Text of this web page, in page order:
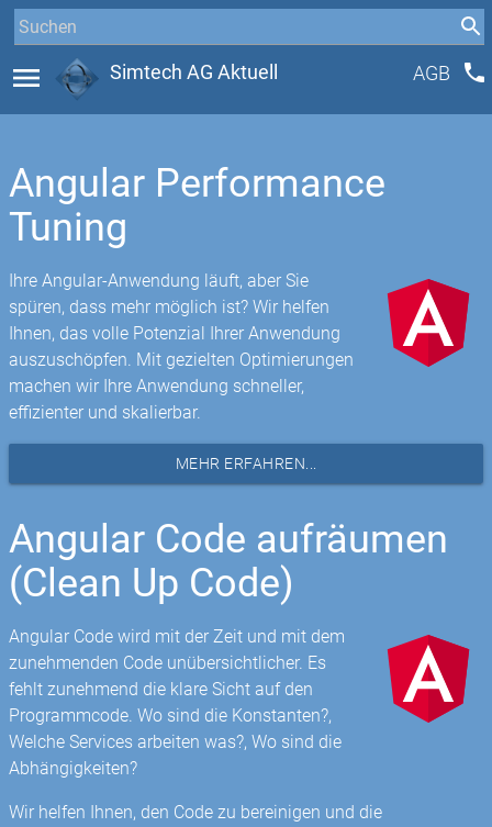
menu Simtech AG Aktuell AGB phone
Angular Performance
Tuning
Ihre Angular-Anwendung läuft, aber Sie
spüren, dass mehr möglich ist? Wir helfen
Ihnen, das volle Potenzial Ihrer Anwendung
auszuschöpfen. Mit gezielten Optimierungen
machen wir Ihre Anwendung schneller,
effizienter und skalierbar.
MEHR ERFAHREN...
Angular Code aufräumen
(Clean Up Code)
Angular Code wird mit der Zeit und mit dem
zunehmenden Code unübersichtlicher. Es
fehlt zunehmend die klare Sicht auf den
Programmcode. Wo sind die Konstanten?,
Welche Services arbeiten was?, Wo sind die
Abhängigkeiten?
Wir helfen Ihnen, den Code zu bereinigen und die